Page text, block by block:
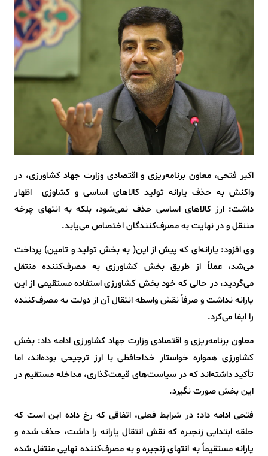
اکبر فتحی، معاون برنامه‌ریزی و اقتصادی وزارت جهاد کشاورزی، در
واکنش به حذف یارانه تولید کالاهای اساسی و کشاوزی اظهار
داشت: ارز کالاهای اساسی حذف نمی‌شود، بلکه به انتهای چرخه
منتقل و در نهایت به مصرف‌کنندگان اختصاص می‌یابد.
وی افزود: یارانه‌ای که پیش از این( به بخش تولید و تامین) پرداخت
می‌شد، عملاً از طریق بخش کشاورزی به مصرف‌کننده منتقل
می‌گردید، در حالی که خود بخش کشاورزی استفاده مستقیمی از این
یارانه نداشت و صرفاً نقش واسطه انتقال آن از دولت به مصرف‌کننده
را ایفا می‌کرد.
معاون برنامه‌ریزی و اقتصادی وزارت جهاد کشاورزی ادامه داد: بخش
کشاورزی همواره خواستار خداحافظی با ارز ترجیحی بوده‌اند، اما
تأکید داشته‌اند که در سیاست‌های قیمت‌گذاری، مداخله مستقیم در
این بخش صورت نگیرد.
فتحی ادامه داد: در شرایط فعلی، اتفاقی که رخ داده این است که
حلقه ابتدایی زنجیره که نقش انتقال یارانه را داشت، حذف شده و
یارانه مستقیماً به انتهای زنجیره و به مصرف‌کننده نهایی منتقل شده